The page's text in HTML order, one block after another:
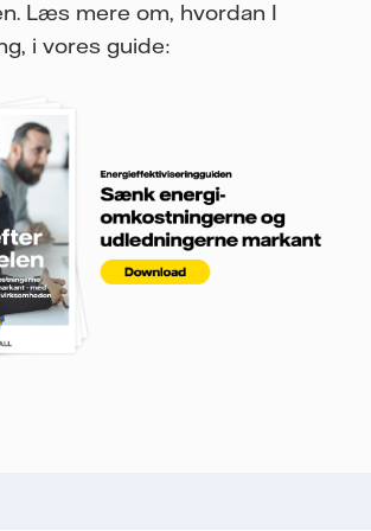
Læs mere om, hvordan I
i vores guide: